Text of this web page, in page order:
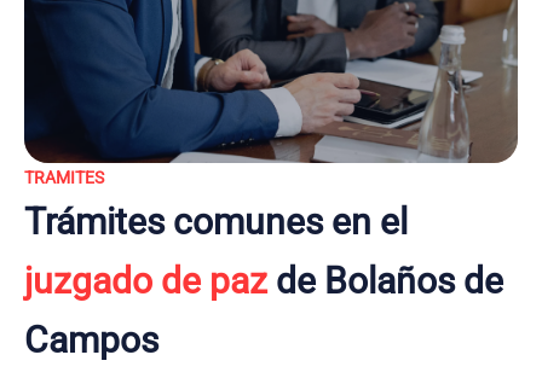
TRAMITES
Trámites comunes en el
juzgado de pazde Bolaños de
Campos